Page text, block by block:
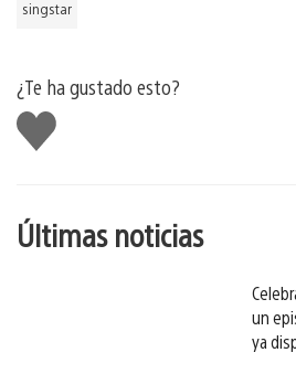
singstar
¿Te ha gustado esto?
Me
gusta
Últimas noticias
un
ya